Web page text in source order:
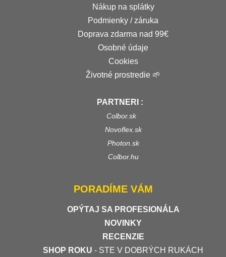
Nákup na splátky
Podmienky / záruka
Doprava zdarma nad 99€
Osobné údaje
Cookies
Životné prostredie 🌱
PARTNERI :
Colbor.sk
Novoflex.sk
Photon.sk
Colbor.hu
PORADÍME VÁM
OPÝTAJ SA PROFESIONÁLA
NOVINKY
RECENZIE
SHOP ROKU - STE V DOBRÝCH RUKÁCH